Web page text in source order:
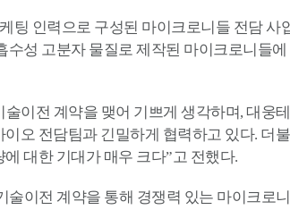
팅 인력으로 구성된 마이크로니들 전담
성 고분자 물질로 제작된 마이크로니들
이전 계약을 맺어 기쁘게 생각하며, 대웅
오 전담팀과 긴밀하게 협력하고 있다. 더
대한 기대가 매우 크다”고 전했다.
이전 계약을 통해 경쟁력 있는 마이크로